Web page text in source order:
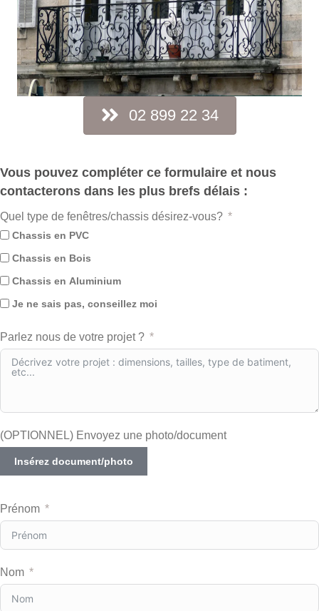
02 899 22 34
Vous pouvez compléter ce formulaire et nous
contacterons dans les plus brefs délais :
Quel type de fenêtres/chassis désirez-vous?
Chassis en PVC
Chassis en Bois
Chassis en Aluminium
Je ne sais pas, conseillez moi
Parlez nous de votre projet ?
(OPTIONNEL) Envoyez une photo/document
Insérez document/photo
Prénom
Nom